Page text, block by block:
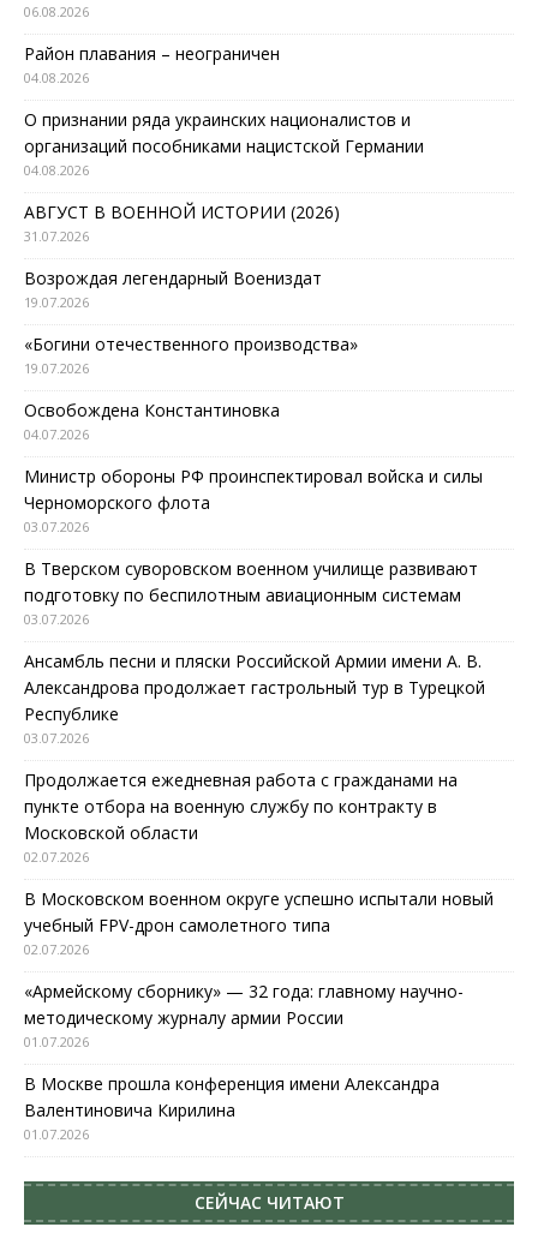
06.08.2026
Район плавания – неограничен
04.08.2026
О признании ряда украинских националистов и
организаций пособниками нацистской Германии
04.08.2026
АВГУСТ В ВОЕННОЙ ИСТОРИИ (2026)
31.07.2026
Возрождая легендарный Воениздат
19.07.2026
«Богини отечественного производства»
19.07.2026
Освобождена Константиновка
04.07.2026
Министр обороны РФ проинспектировал войска и силы
Черноморского флота
03.07.2026
В Тверском суворовском военном училище развивают
подготовку по беспилотным авиационным системам
03.07.2026
Ансамбль песни и пляски Российской Армии имени А. В.
Александрова продолжает гастрольный тур в Турецкой
Республике
03.07.2026
Продолжается ежедневная работа с гражданами на
пункте отбора на военную службу по контракту в
Московской области
02.07.2026
В Московском военном округе успешно испытали новый
учебный FPV-дрон самолетного типа
02.07.2026
«Армейскому сборнику» — 32 года: главному научно-
методическому журналу армии России
01.07.2026
В Москве прошла конференция имени Александра
Валентиновича Кирилина
01.07.2026
СЕЙЧАС ЧИТАЮТ